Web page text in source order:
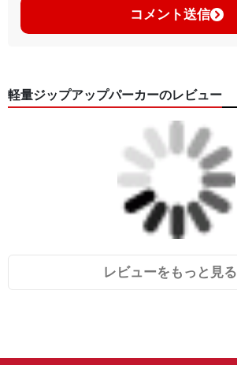
コメント送信
軽量ジップアップパーカーのレビュー
レビューをもっと見る